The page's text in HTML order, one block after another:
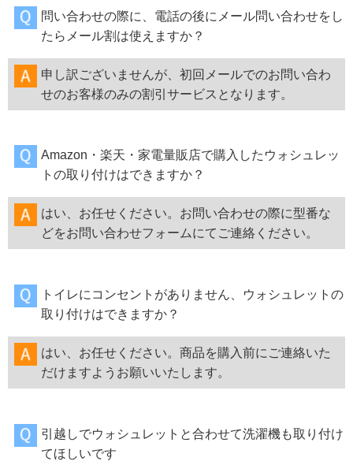
問い合わせの際に、電話の後にメール問い合わせをし
たらメール割は使えますか？
申し訳ございませんが、初回メールでのお問い合わ
せのお客様のみの割引サービスとなります。
Amazon・楽天・家電量販店で購入したウォシュレッ
トの取り付けはできますか？
はい、お任せください。お問い合わせの際に型番な
どをお問い合わせフォームにてご連絡ください。
トイレにコンセントがありません、ウォシュレットの
取り付けはできますか？
はい、お任せください。商品を購入前にご連絡いた
だけますようお願いいたします。
引越しでウォシュレットと合わせて洗濯機も取り付け
てほしいです